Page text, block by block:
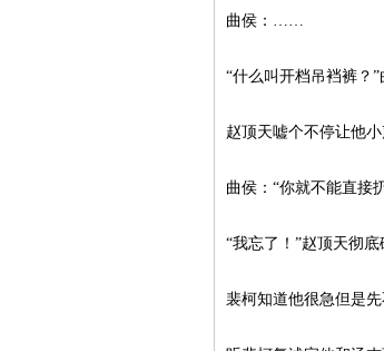
曲侯：……
“什么叫开档吊裆裤？
赵顶天嘘个不停让他
曲侯：“你就不能直接
“我忘了！”赵顶天彻底
裴柯知道他很急但是